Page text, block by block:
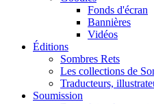
Fonds d'écran
Bannières
Vidéos
Éditions
Sombres Rets
Les collections de
Traducteurs,
Soumission